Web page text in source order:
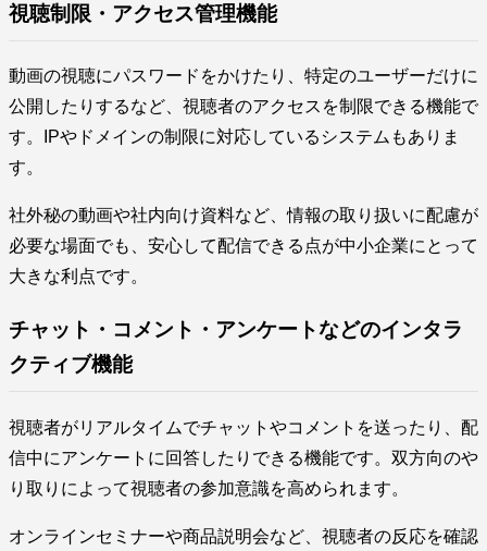
視聴制限・アクセス管理機能
動画の視聴にパスワードをかけたり、特定のユーザーだけに
公開したりするなど、視聴者のアクセスを制限できる機能で
す。IPやドメインの制限に対応しているシステムもありま
す。
社外秘の動画や社内向け資料など、情報の取り扱いに配慮が
必要な場面でも、安心して配信できる点が中小企業にとって
大きな利点です。
チャット・コメント・アンケートなどのインタラ
クティブ機能
視聴者がリアルタイムでチャットやコメントを送ったり、配
信中にアンケートに回答したりできる機能です。双方向のや
り取りによって視聴者の参加意識を高められます。
オンラインセミナーや商品説明会など、視聴者の反応を確認